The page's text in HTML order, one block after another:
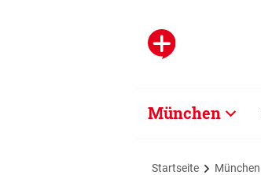
München
Startseite München